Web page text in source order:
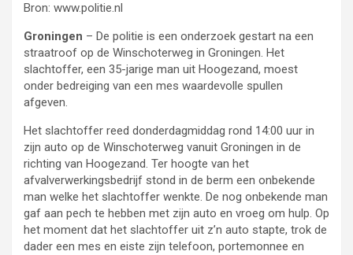
Bron: www.politie.nl
Groningen – De politie is een onderzoek gestart na een
straatroof op de Winschoterweg in Groningen. Het
slachtoffer, een 35-jarige man uit Hoogezand, moest
onder bedreiging van een mes waardevolle spullen
afgeven.
Het slachtoffer reed donderdagmiddag rond 14:00 uur in
zijn auto op de Winschoterweg vanuit Groningen in de
richting van Hoogezand. Ter hoogte van het
afvalverwerkingsbedrijf stond in de berm een onbekende
man welke het slachtoffer wenkte. De nog onbekende man
gaf aan pech te hebben met zijn auto en vroeg om hulp. Op
het moment dat het slachtoffer uit z’n auto stapte, trok de
dader een mes en eiste zijn telefoon, portemonnee en